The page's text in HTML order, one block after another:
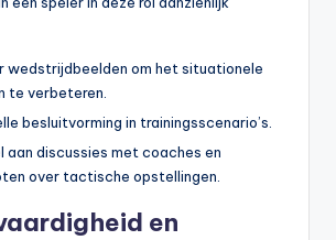
wedstrijdbeelden om het situationele
te verbeteren.
besluitvorming in trainingsscenario’s.
aan discussies met coaches en
over tactische opstellingen.
en